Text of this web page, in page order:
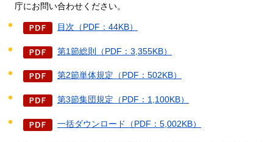
庁にお問い合わせください。
目次（PDF：44KB）
第1節総則（PDF：3,355KB）
第2節単体規定（PDF：502KB）
第3節集団規定（PDF：1,100KB）
一括ダウンロード（PDF：5,002KB）